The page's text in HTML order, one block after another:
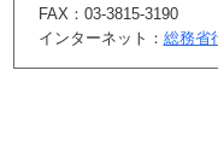
FAX：03-3815-3190
インターネット： 総務省